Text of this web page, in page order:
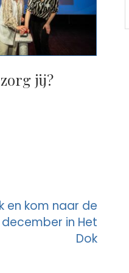
jij?
en kom naar de
in Het
Dok